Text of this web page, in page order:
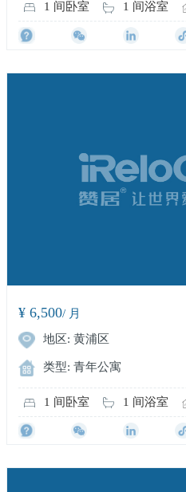
1 间卧室 1 间浴室
¥ 6,500/ 月
地区: 黄浦区
类型: 青年公寓
1 间卧室 1 间浴室